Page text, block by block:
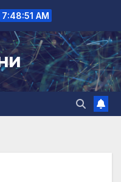
7:48:53 AM